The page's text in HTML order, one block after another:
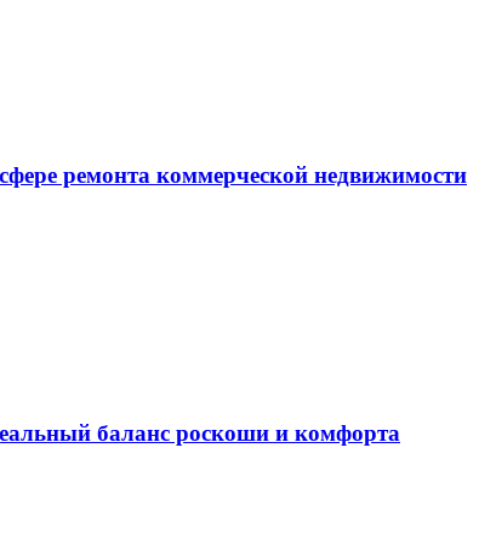
ремонта коммерческой недвижимости
баланс роскоши и комфорта